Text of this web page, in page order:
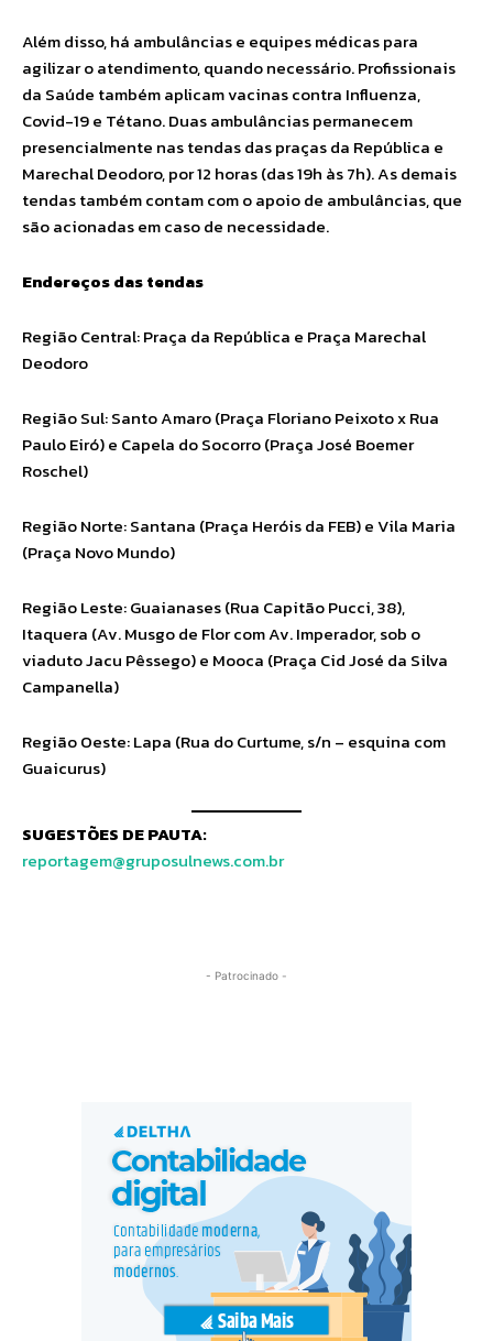
Além disso, há ambulâncias e equipes médicas para
agilizar o atendimento, quando necessário. Profissionais
da Saúde também aplicam vacinas contra Influenza,
Covid-19 e Tétano. Duas ambulâncias permanecem
presencialmente nas tendas das praças da República e
Marechal Deodoro, por 12 horas (das 19h às 7h). As demais
tendas também contam com o apoio de ambulâncias, que
são acionadas em caso de necessidade.
Endereços das tendas
Região Central: Praça da República e Praça Marechal
Deodoro
Região Sul: Santo Amaro (Praça Floriano Peixoto x Rua
Paulo Eiró) e Capela do Socorro (Praça José Boemer
Roschel)
Região Norte: Santana (Praça Heróis da FEB) e Vila Maria
(Praça Novo Mundo)
Região Leste: Guaianases (Rua Capitão Pucci, 38),
Itaquera (Av. Musgo de Flor com Av. Imperador, sob o
viaduto Jacu Pêssego) e Mooca (Praça Cid José da Silva
Campanella)
Região Oeste: Lapa (Rua do Curtume, s/n – esquina com
Guaicurus)
SUGESTÕES DE PAUTA:
reportagem@gruposulnews.com.br
- Patrocinado -